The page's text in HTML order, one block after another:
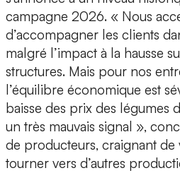
campagne 2026. « Nous
d’accompagner les clients
malgré l’impact à la hausse
structures. Mais pour nos
l’équilibre économique est
baisse des prix des légumes
un très mauvais signal »,
de producteurs, craignant de
tourner vers d’autres